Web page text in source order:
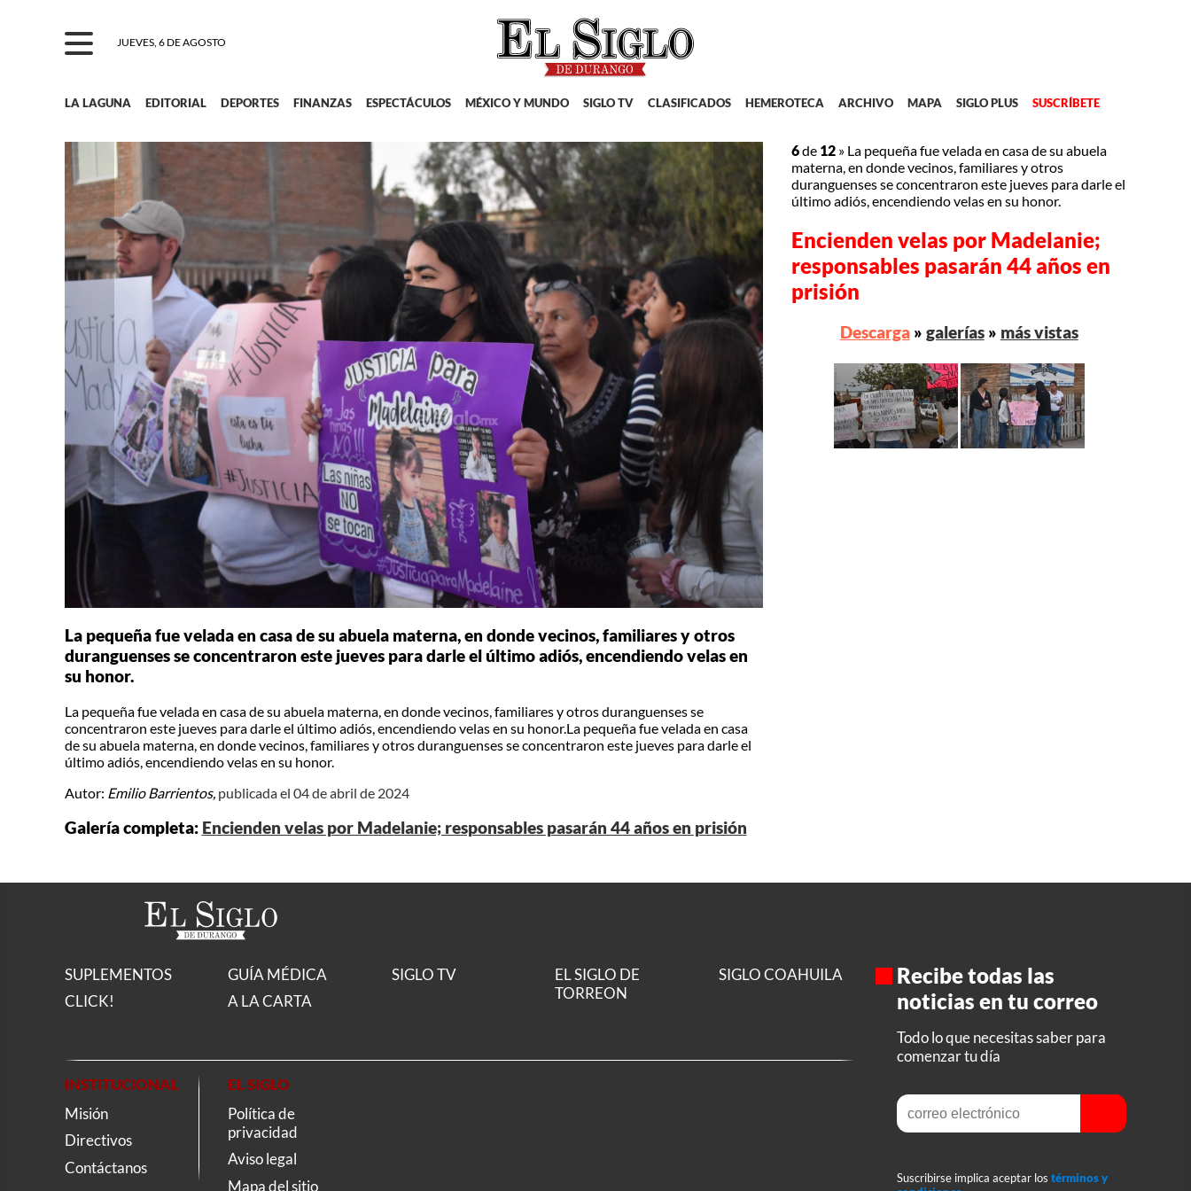
JUEVES, 6 DE AGOSTO
LA LAGUNA EDITORIAL DEPORTES FINANZAS ESPECTÁCULOS MÉXICO Y MUNDO SIGLO TV CLASIFICADOS HEMEROTECA ARCHIVO MAPA SIGLO PLUS SUSCRÍBETE
La pequeña fue velada en casa de su abuela materna, en donde vecinos, familiares y otros
duranguenses se concentraron este jueves para darle el último adiós, encendiendo velas en
su honor.
La pequeña fue velada en casa de su abuela materna, en donde vecinos, familiares y otros duranguenses se
concentraron este jueves para darle el último adiós, encendiendo velas en su honor.La pequeña fue velada en casa
de su abuela materna, en donde vecinos, familiares y otros duranguenses se concentraron este jueves para darle el
último adiós, encendiendo velas en su honor.
Autor: Emilio Barrientos, publicada el 04 de abril de 2024
Galería completa: Encienden velas por Madelanie; responsables pasarán 44 años en prisión
6de 12 » La pequeña fue velada en casa de su abuela
materna, en donde vecinos, familiares y otros
duranguenses se concentraron este jueves para darle el
último adiós, encendiendo velas en su honor.
Encienden velas por Madelanie;
responsables pasarán 44 años en
prisión
Descarga» galerías» más vistas
SUPLEMENTOS
CLICK!
GUÍA MÉDICA
A LA CARTA
SIGLO TV
EL SIGLO DE
TORREON
SIGLO COAHUILA
INSTITUCIONAL
Misión
Directivos
Contáctanos
EL SIGLO
Política de
privacidad
Aviso legal
Mapa del sitio
Recibe todas las
noticias en tu correo
Todo lo que necesitas saber para
comenzar tu día
Suscribirse implica aceptar los términos y